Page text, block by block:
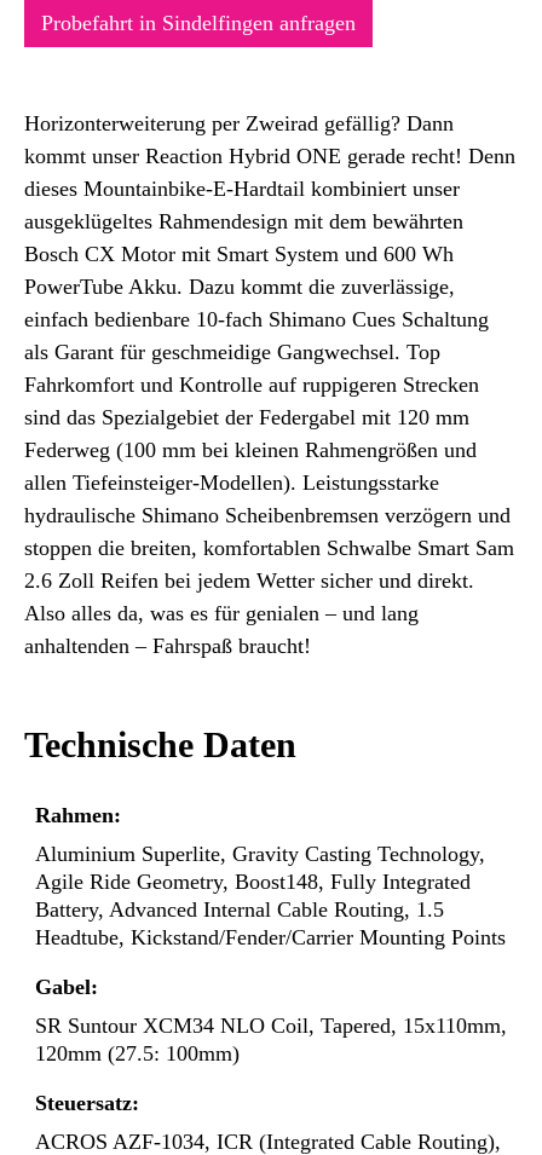
Probefahrt in Sindelfingen anfragen
Horizonterweiterung per Zweirad gefällig? Dann
kommt unser Reaction Hybrid ONE gerade recht! Denn
dieses Mountainbike-E-Hardtail kombiniert unser
ausgeklügeltes Rahmendesign mit dem bewährten
Bosch CX Motor mit Smart System und 600 Wh
PowerTube Akku. Dazu kommt die zuverlässige,
einfach bedienbare 10-fach Shimano Cues Schaltung
als Garant für geschmeidige Gangwechsel. Top
Fahrkomfort und Kontrolle auf ruppigeren Strecken
sind das Spezialgebiet der Federgabel mit 120 mm
Federweg (100 mm bei kleinen Rahmengrößen und
allen Tiefeinsteiger-Modellen). Leistungsstarke
hydraulische Shimano Scheibenbremsen verzögern und
stoppen die breiten, komfortablen Schwalbe Smart Sam
2.6 Zoll Reifen bei jedem Wetter sicher und direkt.
Also alles da, was es für genialen – und lang
anhaltenden – Fahrspaß braucht!
Technische Daten
Rahmen:
Aluminium Superlite, Gravity Casting Technology,
Agile Ride Geometry, Boost148, Fully Integrated
Battery, Advanced Internal Cable Routing, 1.5
Headtube, Kickstand/Fender/Carrier Mounting Points
Gabel:
SR Suntour XCM34 NLO Coil, Tapered, 15x110mm,
120mm (27.5: 100mm)
Steuersatz:
ACROS AZF-1034, ICR (Integrated Cable Routing),